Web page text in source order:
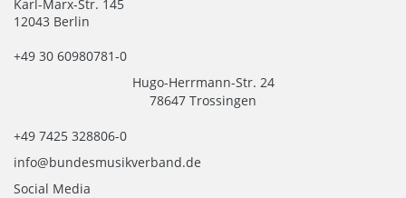
Karl-Marx-Str. 145
12043 Berlin
+49 30 60980781-0
Hugo-Herrmann-Str. 24
78647 Trossingen
+49 7425 328806-0
info@bundesmusikverband.de
Social Media